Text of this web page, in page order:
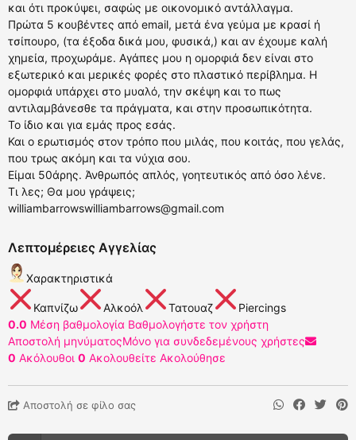
και ότι προκύψει, σαφώς με οικονομικό αντάλλαγμα.
Πρώτα 5 κουβέντες από email, μετά ένα γεύμα με κρασί ή
τσίπουρο, (τα έξοδα δικά μου, φυσικά,) και αν έχουμε καλή
χημεία, προχωράμε. Αγάπες μου η ομορφιά δεν είναι στο
εξωτερικό και μερικές φορές στο πλαστικό περίβλημα. Η
ομορφιά υπάρχει στο μυαλό, την σκέψη και το πως
αντιλαμβάνεσθε τα πράγματα, και στην προσωπικότητα.
Το ίδιο και για εμάς προς εσάς.
Και ο ερωτισμός στον τρόπο που μιλάς, που κοιτάς, που γελάς,
που τρως ακόμη και τα νύχια σου.
Είμαι 50άρης. Άνθρωπός απλός, γοητευτικός από όσο λένε.
Τι λες; Θα μου γράψεις;
williambarrowswilliambarrows@gmail.com
Λεπτομέρειες Αγγελίας
Χαρακτηριστικά
Καπνίζω Αλκοόλ Τατουαζ
Piercings
0.0 Μέση βαθμολογία Βαθμολογήστε τον χρήστη
Αποστολή μηνύματοςΜόνο για συνδεδεμένους χρήστες
0 Ακόλουθοι 0 Ακολουθείτε Ακολούθησε
Αποστολή σε φίλο σας